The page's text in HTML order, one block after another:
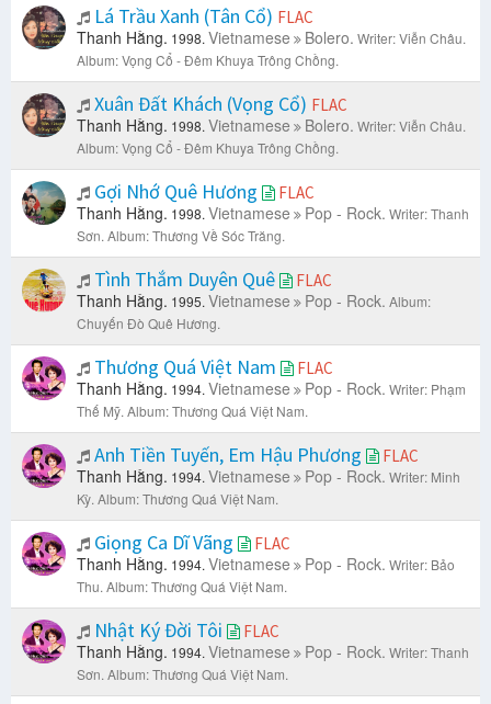
Lá Trầu Xanh (Tân Cổ) FLAC
Thanh Hằng. 1998. Vietnamese Bolero. Writer: Viễn Châu.
Album: Vọng Cổ - Đêm Khuya Trông Chồng.
Xuân Đất Khách (Vọng Cổ) FLAC
Thanh Hằng. 1998. Vietnamese Bolero. Writer: Viễn Châu.
Album: Vọng Cổ - Đêm Khuya Trông Chồng.
Gợi Nhớ Quê Hương FLAC
Thanh Hằng. 1998. Vietnamese Pop - Rock. Writer: Thanh
Sơn. Album: Thương Về Sóc Trăng.
Tình Thắm Duyên Quê FLAC
Thanh Hằng. 1995. Vietnamese Pop - Rock. Album:
Chuyến Đò Quê Hương.
Thương Quá Việt Nam FLAC
Thanh Hằng. 1994. Vietnamese Pop - Rock. Writer: Phạm
Thế Mỹ. Album: Thương Quá Việt Nam.
Anh Tiền Tuyến, Em Hậu Phương FLAC
Thanh Hằng. 1994. Vietnamese Pop - Rock. Writer: Minh
Kỳ. Album: Thương Quá Việt Nam.
Giọng Ca Dĩ Vãng FLAC
Thanh Hằng. 1994. Vietnamese Pop - Rock. Writer: Bảo
Thu. Album: Thương Quá Việt Nam.
Nhật Ký Đời Tôi FLAC
Thanh Hằng. 1994. Vietnamese Pop - Rock. Writer: Thanh
Sơn. Album: Thương Quá Việt Nam.